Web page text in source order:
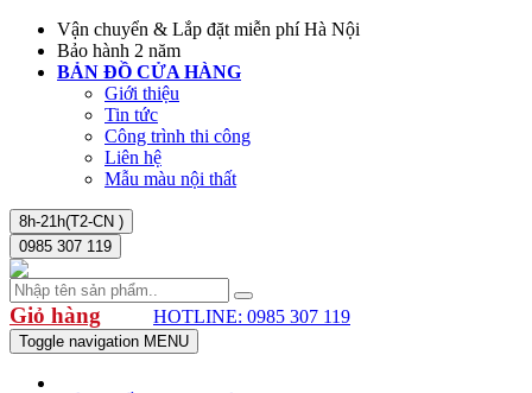
Vận chuyển & Lắp đặt miễn phí Hà Nội
Bảo hành 2 năm
BẢN ĐỒ CỬA HÀNG
Giới thiệu
Tin tức
Công trình thi công
Liên hệ
Mẫu màu nội thất
8h-21h(T2-CN )
0985 307 119
Giỏ hàng HOTLINE: 0985 307 119
Toggle navigation MENU